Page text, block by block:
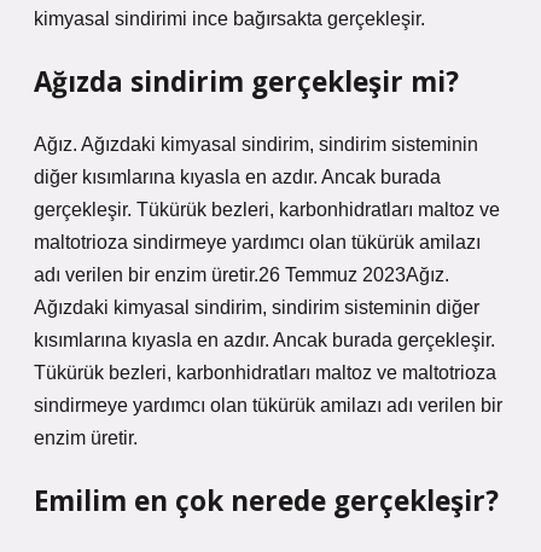
kimyasal sindirimi ince bağırsakta gerçekleşir.
Ağızda sindirim gerçekleşir mi?
Ağız. Ağızdaki kimyasal sindirim, sindirim sisteminin
diğer kısımlarına kıyasla en azdır. Ancak burada
gerçekleşir. Tükürük bezleri, karbonhidratları maltoz ve
maltotrioza sindirmeye yardımcı olan tükürük amilazı
adı verilen bir enzim üretir.26 Temmuz 2023Ağız.
Ağızdaki kimyasal sindirim, sindirim sisteminin diğer
kısımlarına kıyasla en azdır. Ancak burada gerçekleşir.
Tükürük bezleri, karbonhidratları maltoz ve maltotrioza
sindirmeye yardımcı olan tükürük amilazı adı verilen bir
enzim üretir.
Emilim en çok nerede gerçekleşir?